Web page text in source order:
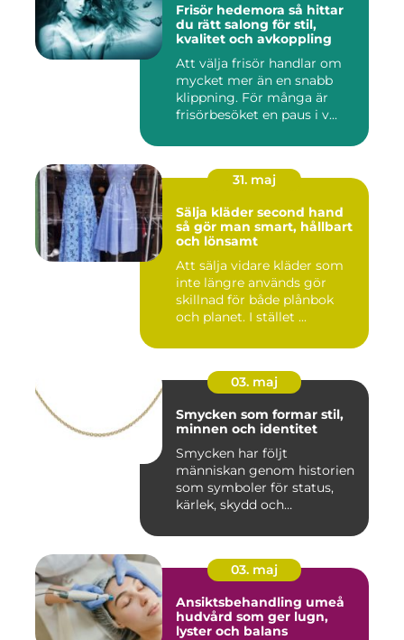
Frisör hedemora så hittar
du rätt salong för stil,
kvalitet och avkoppling
Att välja frisör handlar om
mycket mer än en snabb
klippning. För många är
frisörbesöket en paus i v...
31. maj
Sälja kläder second hand
så gör man smart, hållbart
och lönsamt
Att sälja vidare kläder som
inte längre används gör
skillnad för både plånbok
och planet. I stället ...
03. maj
Smycken som formar stil,
minnen och identitet
Smycken har följt
människan genom historien
som symboler för status,
kärlek, skydd och
03. maj
Ansiktsbehandling umeå
hudvård som ger lugn,
lyster och balans